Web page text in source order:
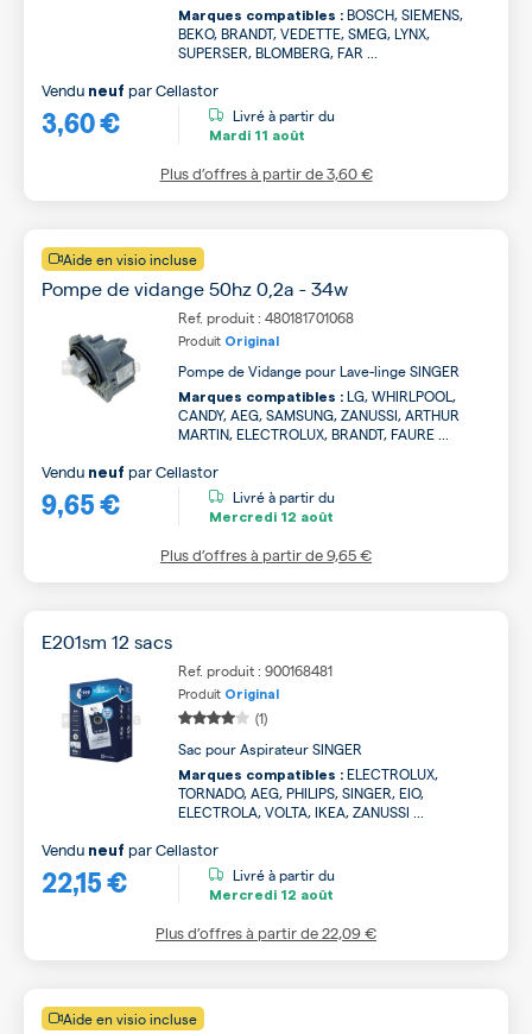
Marques compatibles : BOSCH, SIEMENS,
BEKO, BRANDT, VEDETTE, SMEG, LYNX,
SUPERSER, BLOMBERG, FAR ...
3,60 €
Vendu neuf parCellastor
Livré à partir du
Mardi 11 août
Plus d’offres à partir de3,60 €
Aide en visio incluse
Pompe de vidange 50hz 0,2a - 34w
Ref. produit : 480181701068
Produit Original
Pompe de Vidange pour Lave-linge SINGER
Marques compatibles : LG, WHIRLPOOL,
CANDY, AEG, SAMSUNG, ZANUSSI, ARTHUR
MARTIN, ELECTROLUX, BRANDT, FAURE ...
9,65 €
Vendu neuf parCellastor
Livré à partir du
Mercredi 12 août
Plus d’offres à partir de9,65 €
E201sm 12 sacs
Ref. produit : 900168481
Produit Original
(1)
Sac pour Aspirateur SINGER
Marques compatibles : ELECTROLUX,
TORNADO, AEG, PHILIPS, SINGER, EIO,
ELECTROLA, VOLTA, IKEA, ZANUSSI ...
22,15 €
Vendu neuf parCellastor
Livré à partir du
Mercredi 12 août
Plus d’offres à partir de22,09 €
Aide en visio incluse